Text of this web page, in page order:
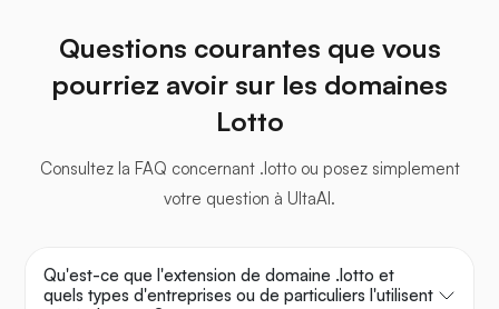
Questions courantes que vous
pourriez avoir sur les domaines
Lotto
Consultez la FAQ concernant .lotto ou posez simplement
votre question à UltaAI.
Qu'est-ce que l'extension de domaine .lotto et
quels types d'entreprises ou de particuliers l'utilisent